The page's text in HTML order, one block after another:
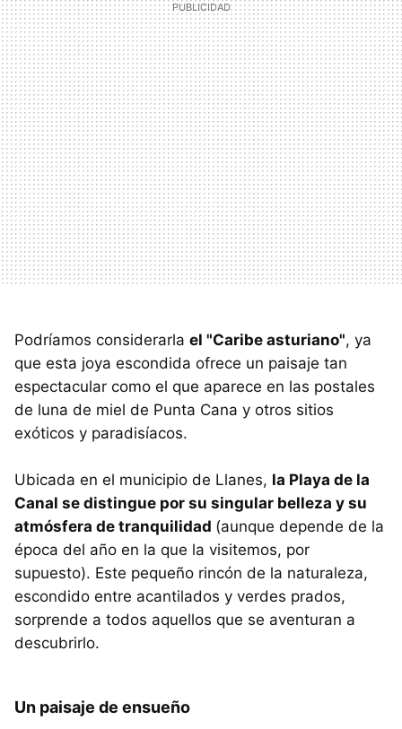
Podríamos considerarla el "Caribe asturiano", ya
que esta joya escondida ofrece un paisaje tan
espectacular como el que aparece en las postales
de luna de miel de Punta Cana y otros sitios
exóticos y paradisíacos.
Ubicada en el municipio de Llanes, la Playa de la
Canal se distingue por su singular belleza y su
atmósfera de tranquilidad (aunque depende de la
época del año en la que la visitemos, por
supuesto). Este pequeño rincón de la naturaleza,
escondido entre acantilados y verdes prados,
sorprende a todos aquellos que se aventuran a
descubrirlo.
Un paisaje de ensueño